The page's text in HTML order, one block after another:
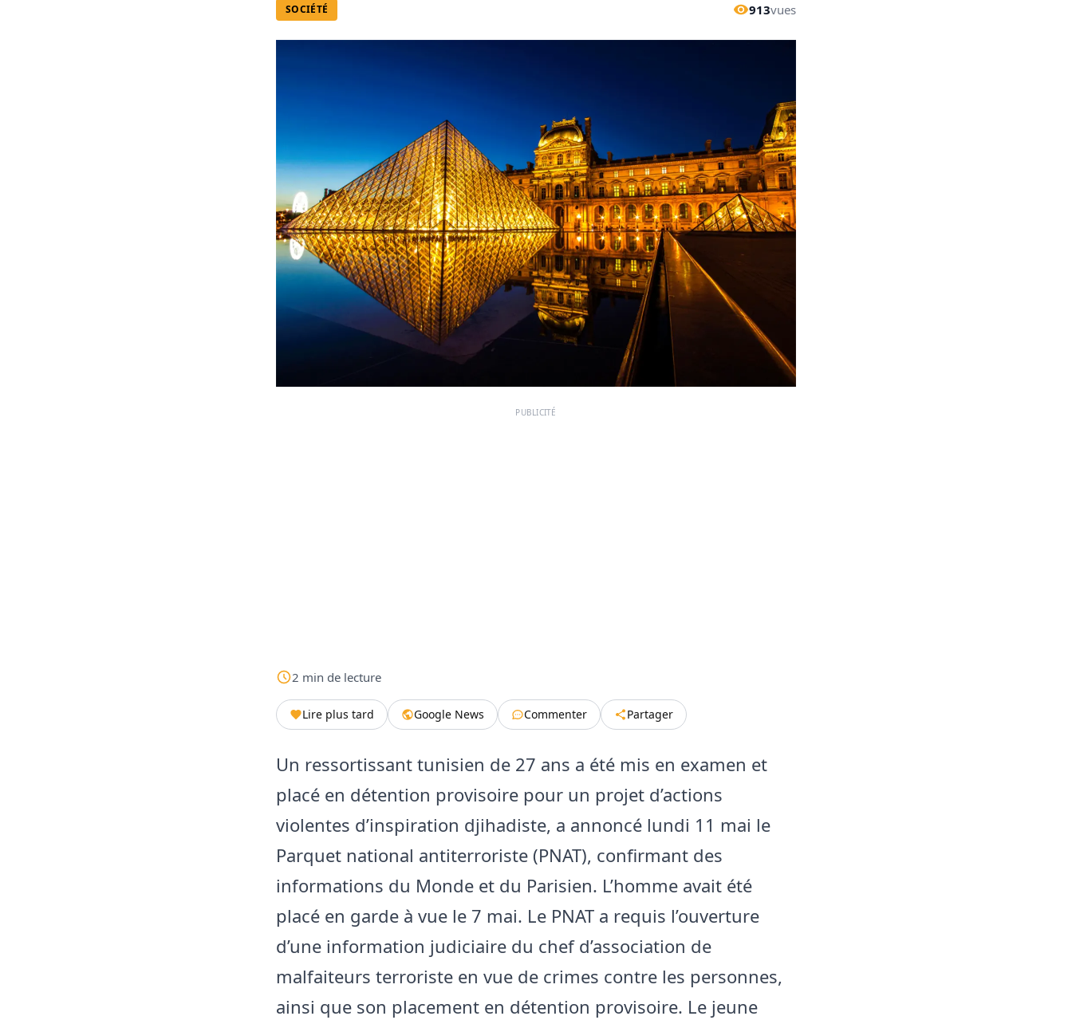
SOCIÉTÉ 913vues
PUBLICITÉ
2 min de lecture
Lire plus tard Google News Commenter Partager
Un ressortissant tunisien de 27 ans a été mis en examen et
placé en détention provisoire pour un projet d’actions
violentes d’inspiration djihadiste, a annoncé lundi 11 mai le
Parquet national antiterroriste (PNAT), confirmant des
informations du Monde et du Parisien. L’homme avait été
placé en garde à vue le 7 mai. Le PNAT a requis l’ouverture
d’une information judiciaire du chef d’association de
malfaiteurs terroriste en vue de crimes contre les personnes,
ainsi que son placement en détention provisoire. Le jeune